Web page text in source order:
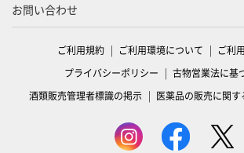
お問い合わせ
ご利用規約 ご利用環境について
ご利
プライバシーポリシー
古物営業法に基
酒類販売管理者標識の掲示
医薬品の販売に関す